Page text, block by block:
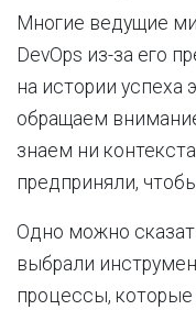
Многие ведущие
DevOps из-за его
на истории успеха
обращаем
знаем ни
предприняли,
Одно можно
выбрали
процессы,